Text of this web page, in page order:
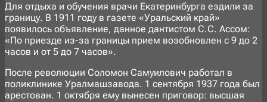
Для отдыха и обучения врачи Екатеринбурга ездили за
границу. В 1911 году в газете «Уральский край»
появилось объявление, данное дантистом С.С. Ассом:
«По приезде из-за границы прием возобновлен с 9 до 2
часов и от 5 до 7 часов».
После революции Соломон Самуилович работал в
поликлинике Уралмашзавода. 1 сентября 1937 года был
арестован. 1 октября ему вынесен приговор: высшая